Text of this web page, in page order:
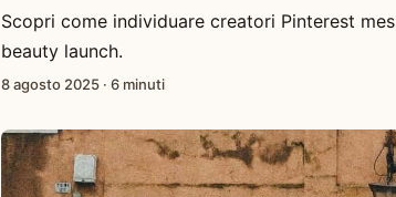
Scopri come individuare creatori Pinterest
beauty launch.
8 agosto 2025 · 6 minuti